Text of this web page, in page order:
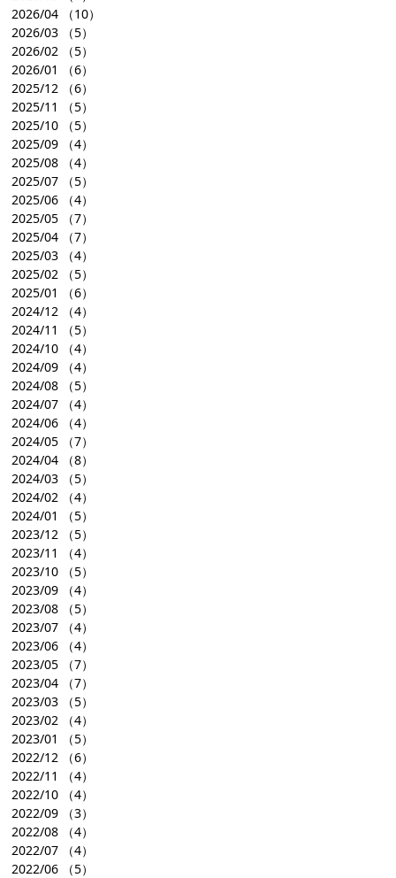
2026/04 （10）
2026/03 （5）
2026/02 （5）
2026/01
（6）
2025/12 （6）
2025/11
（5）
2025/10 （5）
2025/09 （4）
2025/08 （4）
2025/07 （5）
2025/06 （4）
2025/05 （7）
2025/04 （7）
2025/03 （4）
2025/02 （5）
2025/01
（6）
2024/12 （4）
2024/11
（5）
2024/10 （4）
2024/09 （4）
2024/08 （5）
2024/07 （4）
2024/06 （4）
2024/05 （7）
2024/04 （8）
2024/03 （5）
2024/02 （4）
2024/01
（5）
2023/12 （5）
2023/11
（4）
2023/10 （5）
2023/09 （4）
2023/08 （5）
2023/07 （4）
2023/06 （4）
2023/05 （7）
2023/04 （7）
2023/03 （5）
2023/02 （4）
2023/01
（5）
2022/12 （6）
2022/11
（4）
2022/10 （4）
2022/09 （3）
2022/08 （4）
2022/07 （4）
2022/06 （5）